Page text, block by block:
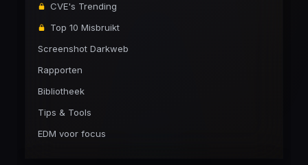
CVE's Trending
Top 10 Misbruikt
Screenshot Darkweb
Rapporten
Bibliotheek
Tips & Tools
EDM voor focus